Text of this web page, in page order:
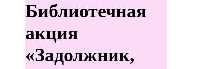
Библиотечная
акция
«Задолжник,